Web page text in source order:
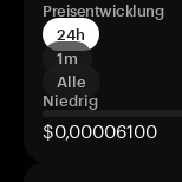
Preisentwicklung
24h
1m
Alle
Niedrig
$0,00006100